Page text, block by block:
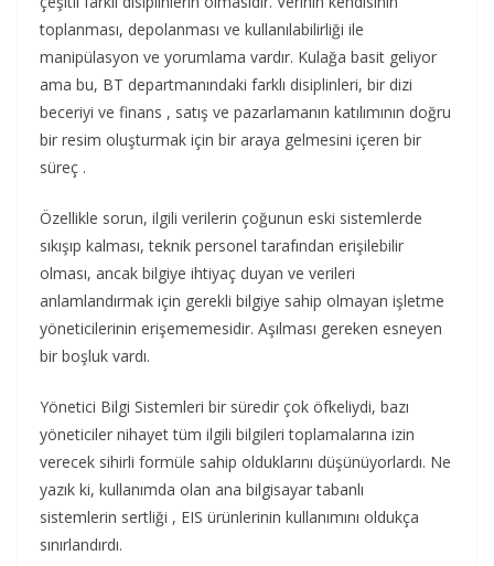
toplanması, depolanması ve kullanılabilirliği ile
manipülasyon ve yorumlama vardır. Kulağa basit geliyor
ama bu, BT departmanındaki farklı disiplinleri, bir dizi
beceriyi ve finans , satış ve pazarlamanın katılımının doğru
bir resim oluşturmak için bir araya gelmesini içeren bir
süreç .
Özellikle sorun, ilgili verilerin çoğunun eski sistemlerde
sıkışıp kalması, teknik personel tarafından erişilebilir
olması, ancak bilgiye ihtiyaç duyan ve verileri
anlamlandırmak için gerekli bilgiye sahip olmayan işletme
yöneticilerinin erişememesidir. Aşılması gereken esneyen
bir boşluk vardı.
Yönetici Bilgi Sistemleri bir süredir çok öfkeliydi, bazı
yöneticiler nihayet tüm ilgili bilgileri toplamalarına izin
verecek sihirli formüle sahip olduklarını düşünüyorlardı. Ne
yazık ki, kullanımda olan ana bilgisayar tabanlı
sistemlerin sertliği , EIS ürünlerinin kullanımını oldukça
sınırlandırdı.